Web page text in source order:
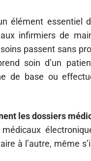
élément essentiel
infirmiers de
passent sans
soin d’un
de base ou
les dossiers
à l’autre, même